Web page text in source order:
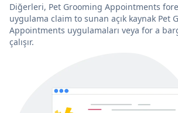
Diğerleri, Pet Grooming Appointments
uygulama claim to sunan açık kaynak Pet
Appointments uygulamaları veya for a
çalışır.